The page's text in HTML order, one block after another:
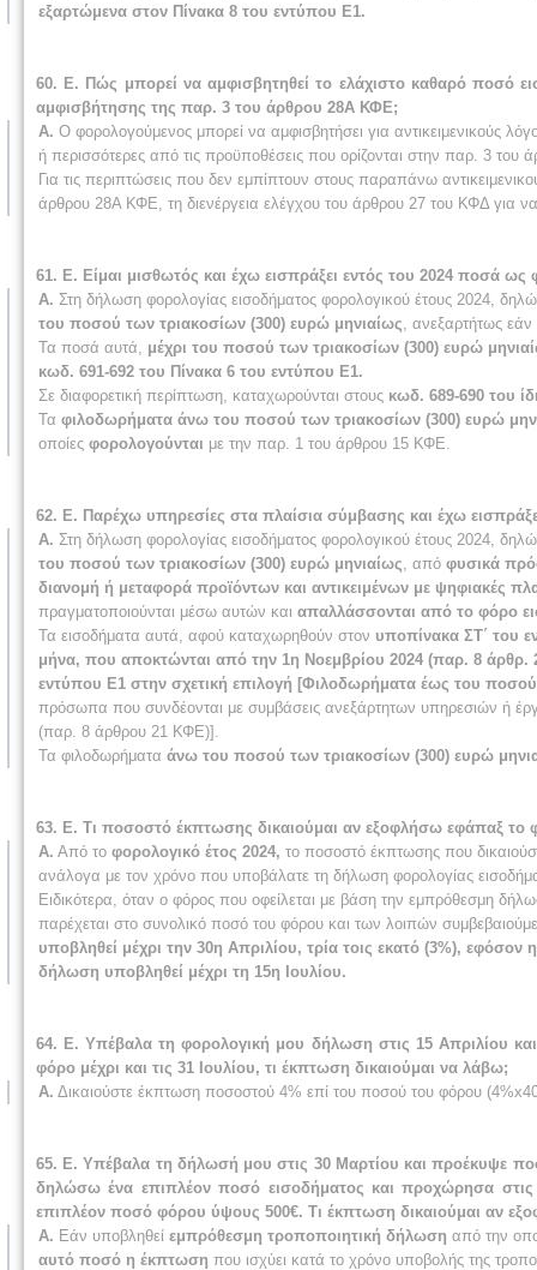
εξαρτώμενα στον Πίνακα 8 του εντύπου Ε1.
60. Ε. Πώς μπορεί να αμφισβητηθεί το ελάχιστο καθαρό ποσό
αμφισβήτησης της παρ. 3 του άρθρου 28Α ΚΦΕ;
Α. Ο φορολογούμενος μπορεί να αμφισβητήσει για αντικειμενικούς
ή περισσότερες από τις προϋποθέσεις που ορίζονται στην παρ. 3
Για τις περιπτώσεις που δεν εμπίπτουν στους παραπάνω
άρθρου 28Α ΚΦΕ, τη διενέργεια ελέγχου του άρθρου 27 του ΚΦΔ για να
61. Ε. Είμαι μισθωτός και έχω εισπράξει εντός του 2024 ποσά
Α. Στη δήλωση φορολογίας εισοδήματος φορολογικού έτους 2024,
του ποσού των τριακοσίων (300) ευρώ μηνιαίως , ανεξαρτήτως
Τα ποσά αυτά, μέχρι του ποσού των τριακοσίων (300) ευρώ
κωδ. 691-692 του Πίνακα 6 του εντύπου Ε1.
Σε διαφορετική περίπτωση, καταχωρούνται στους κωδ. 689-690 του
Τα φιλοδωρήματα άνω του ποσού των τριακοσίων (300) ευρώ
οποίες φορολογούνται με την παρ. 1 του άρθρου 15 ΚΦΕ.
62. Ε. Παρέχω υπηρεσίες στα πλαίσια σύμβασης και έχω
Α. Στη δήλωση φορολογίας εισοδήματος φορολογικού έτους 2024,
του ποσού των τριακοσίων (300) ευρώ μηνιαίως , από φυσικά
διανομή ή μεταφορά προϊόντων και αντικειμένων με ψηφιακές
πραγματοποιούνται μέσω αυτών και απαλλάσσονται από το φόρο
Τα εισοδήματα αυτά, αφού καταχωρηθούν στον υποπίνακα ΣΤ΄ του
μήνα, που αποκτώνται από την 1η Νοεμβρίου 2024 (παρ. 8 άρθρ.
εντύπου Ε1 στην σχετική επιλογή [Φιλοδωρήματα έως του
πρόσωπα που συνδέονται με συμβάσεις ανεξάρτητων υπηρεσιών ή
(παρ. 8 άρθρου 21 ΚΦΕ)].
Τα φιλοδωρήματα άνω του ποσού των τριακοσίων (300) ευρώ
63. Ε. Τι ποσοστό έκπτωσης δικαιούμαι αν εξοφλήσω εφάπαξ το
Α. Από το φορολογικό έτος 2024, το ποσοστό έκπτωσης που
ανάλογα με τον χρόνο που υποβάλατε τη δήλωση φορολογίας
Ειδικότερα, όταν ο φόρος που οφείλεται με βάση την εμπρόθεσμη
παρέχεται στο συνολικό ποσό του φόρου και των λοιπών
υποβληθεί μέχρι την 30η Απριλίου, τρία τοις εκατό (3%),
δήλωση υποβληθεί μέχρι τη 15η Ιουλίου.
64. Ε. Υπέβαλα τη φορολογική μου δήλωση στις 15 Απριλίου
φόρο μέχρι και τις 31 Ιουλίου, τι έκπτωση δικαιούμαι να λάβω;
Α. Δικαιούστε έκπτωση ποσοστού 4% επί του ποσού του φόρου
65. Ε. Υπέβαλα τη δήλωσή μου στις 30 Μαρτίου και προέκυψε
δηλώσω ένα επιπλέον ποσό εισοδήματος και προχώρησα
επιπλέον ποσό φόρου ύψους 500€. Τι έκπτωση δικαιούμαι αν
Α. Εάν υποβληθεί εμπρόθεσμη τροποποιητική δήλωση από την
αυτό ποσό η έκπτωση που ισχύει κατά το χρόνο υποβολής της